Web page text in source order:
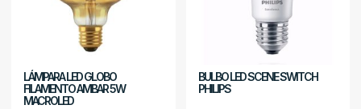
LÁMPARA LED GLOBO
FILAMENTO AMBAR 5W
MACROLED
BULBO LED SCENE SWITCH
PHILIPS